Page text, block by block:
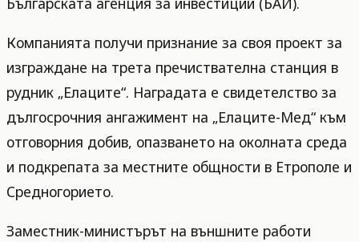
Компанията получи признание за своя проект за
изграждане на трета пречиствателна станция в
рудник „Елаците“. Наградата е свидетелство за
дългосрочния ангажимент на „Елаците-Мед“ към
отговорния добив, опазването на околната среда
и подкрепата за местните общности в Етрополе и
Средногорието.
Заместник-министърът на външните работи